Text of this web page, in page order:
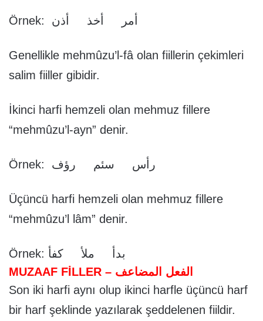
Örnek: أمر أخذ أذن
Genellikle mehmûzu’l-fâ olan fiillerin çekimleri
salim fiiller gibidir.
İkinci harfi hemzeli olan mehmuz fillere
“mehmûzu’l-ayn” denir.
Örnek: رأس سئم رؤف
Üçüncü harfi hemzeli olan mehmuz fillere
“mehmûzu’l lâm” denir.
Örnek: بدأ ملأ كفأ
MUZAAF FİLLER – الفعل المضاعف
Son iki harfi aynı olup ikinci harfle üçüncü harf
bir harf şeklinde yazılarak şeddelenen fiildir.